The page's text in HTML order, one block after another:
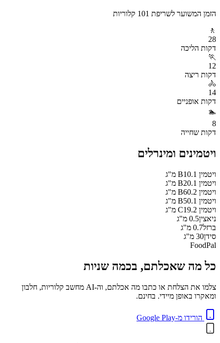
הזמן המשוער לשריפת 101 קלוריות
🚶
28
דקות הליכה
🏃
12
דקות ריצה
🚴
14
דקות אופניים
🏊
8
דקות שחייה
ויטמינים ומינרלים
ויטמין B1 0.1
מ"ג
ויטמין B2 0.1
מ"ג
ויטמין B6 0.2
מ"ג
ויטמין B5 0.1
מ"ג
ויטמין C 19.2
מ"ג
ניאצין0.5 מ"ג
ברזל0.7 מ"ג
סידן30 מ"ג
FoodPal
כל מה שאכלתם, בכמה שניות
צלמו את הצלחת או כתבו מה אכלתם, וה-AI מחשב קלוריות, חלבון
ומאקרו באופן מיידי. בחינם.
הורידו מ-Google Play